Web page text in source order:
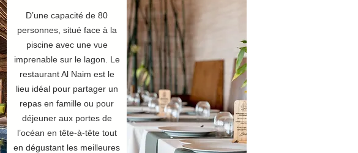
D’une capacité de 80
personnes, situé face à la
piscine avec une vue
imprenable sur le lagon. Le
restaurant Al Naim est le
lieu idéal pour partager un
repas en famille ou pour
déjeuner aux portes de
l’océan en tête-à-tête tout
en dégustant les meilleures